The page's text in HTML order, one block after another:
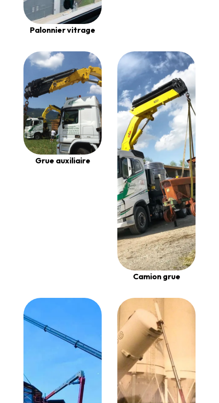
Palonnier vitrage
Grue auxiliaire
Camion grue